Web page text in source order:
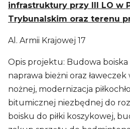
infrastruktury przy III LO w
Trybunalskim oraz terenu
Al. Armii Krajowej 17
Opis projektu: Budowa boiska
naprawa bieżni oraz ławeczek
nożnej, modernizacja
bitumicznej niezbędnej do
boisku do piłki koszykowej,